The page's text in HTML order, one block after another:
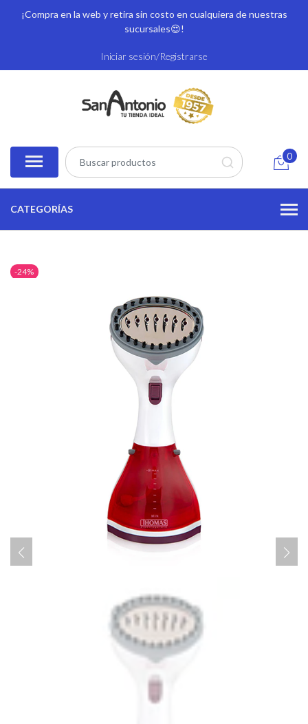
¡Compra en la web y retira sin costo en cualquiera de nuestras
sucursales😍!
Iniciar sesión/Registrarse
0
CATEGORÍAS
-24%